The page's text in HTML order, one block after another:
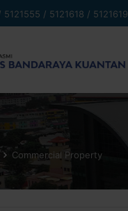
/ 5121618 / 5121619
Commercial Property